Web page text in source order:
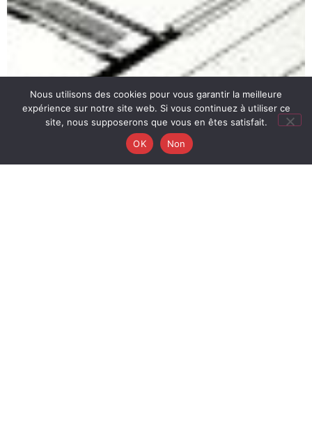
Nous utilisons des cookies pour vous garantir la meilleure
expérience sur notre site web. Si vous continuez à utiliser ce
site, nous supposerons que vous en êtes satisfait.
OK
Non